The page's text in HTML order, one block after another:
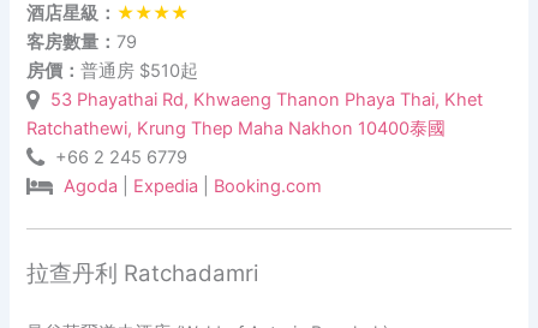
酒店星級： ★★★★
客房數量： 79
房價：普通房 $510起
53 Phayathai Rd, Khwaeng Thanon Phaya Thai, Khet
Ratchathewi, Krung Thep Maha Nakhon 10400泰國
+66 2 245 6779
Agoda
Expedia Booking.com
拉查丹利 Ratchadamri